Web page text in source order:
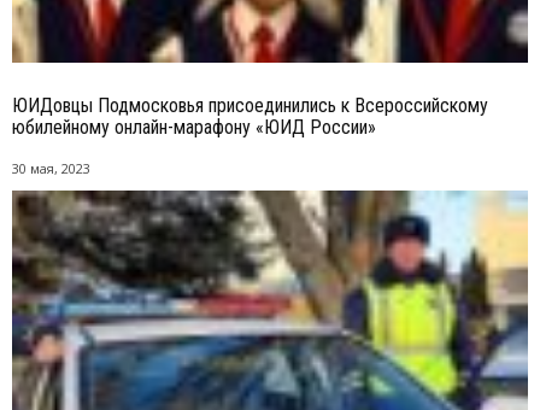
ЮИДовцы Подмосковья присоединились к Всероссийскому
юбилейному онлайн-марафону «ЮИД России»
30 мая, 2023